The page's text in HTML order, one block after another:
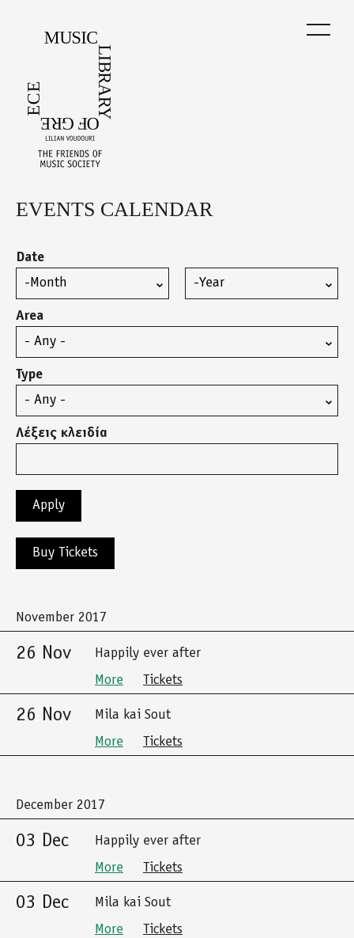
Back
EVENTS CALENDAR
Date
Month
Year
Area
Type
Λέξεις κλειδία
Buy Tickets
November 2017
26 Nov
Happily ever after
More
Tickets
26 Nov
Mila kai Sout
More
Tickets
December 2017
03 Dec
Happily ever after
More
Tickets
03 Dec
Mila kai Sout
More
Tickets